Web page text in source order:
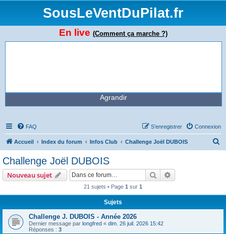
SousLeVentDuPilat.fr
En live (Comment ça marche ?)
Agrandir
FAQ Connexion
S’enregistrer
Accueil Index du forum Infos Club Challenge Joël DUBOIS
Challenge Joël DUBOIS
Nouveau sujet Rechercher
21 sujets • Page 1 sur 1
Sujets
Challenge J. DUBOIS - Année 2026
Dernier message par longfred « dim. 26 juil. 2026 15:42
Réponses : 3